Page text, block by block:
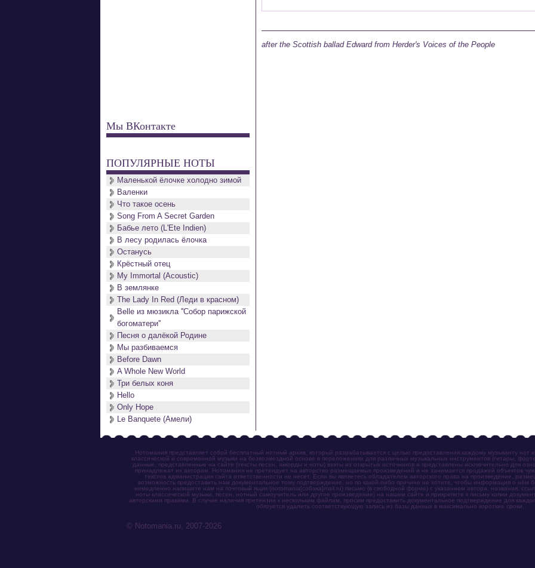
память о матери».
По художественной значимости к его симфониям примыкают
after the Scottish ballad Edward from Herder's Voices of the People
Мы ВКонтакте
ПОПУЛЯРНЫЕ НОТЫ
Маленькой ёлочке холодно зимой
Валенки
Что такое осень
Song From A Secret Garden
Бабье лето (L'Ete Indien)
В лесу родилась ёлочка
Останусь
Крёстный отец
My Immortal (Acoustic)
В землянке
The Lady In Red (Леди в красном)
Belle из мюзикла ''Собор парижской
богоматери''
Песня о далёкой Родине
Мы разбиваемся
Before Dawn
A Whole New World
Три белых коня
Hello
Only Hope
Le Banquete (Амели)
Нотомания представляет собой бесплатный нотный архив, который разрабатывается с целью предоставления каждому музыканту нот
классической и современной музыки на безвозмездной основе в переложениях для различных музыкальных инструментов (гитары,
данные, представленные на сайте (тексты песен, аккорды и ноты) взяты из открытых источников и представлены исключительно для
принадлежат их авторам. Нотомания не претендует на авторство размещаемых произведений и не занимается продажей объектов
текстов администрация сайта ответственности не несет. Если вы являетесь обладателем авторского права на произведение,
возможность предоставить нам документальное тому подтверждение, но по какой-либо причине не хотите, чтобы информация о нём
немедленно напишите нам на почтовый ящик (notomania[собака]mail.ru) письмо (в свободной форме) с указанием автора, названия,
ноты классической музыки, песен, нотный самоучитель или другое произведение) на нашем сайте и прикрепите к письму копии
авторскими правами. В случае наличия претензии к нескольким файлам, просим предоставить документальное подтверждение для
обязуется удалить соответствующую запись из базы данных в максимально короткие сроки.
© Notomania.ru, 2007-2026